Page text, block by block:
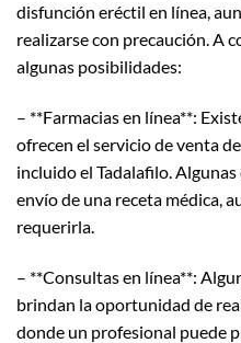
disfunción eréctil en línea,
realizarse con precaución. A
algunas posibilidades:
– **Farmacias en línea**:
ofrecen el servicio de venta
incluido el Tadalafilo.
envío de una receta médica,
requerirla.
– **Consultas en línea**:
brindan la oportunidad de
donde un profesional puede